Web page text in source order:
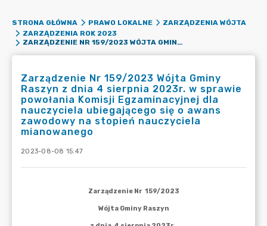
STRONA GŁÓWNA PRAWO LOKALNE
ZARZĄDZENIA WÓJTA
ZARZĄDZENIA ROK 2023
ZARZĄDZENIE NR 159/2023 WÓJTA GMINY RASZYN Z DNIA 4 SIERPNIA 2023R. W SPRAWIE POWOŁANIA KOMISJI EGZAMINACYJNEJ DLA NAUCZYCIELA UBIEGAJĄCEGO SIĘ O AWANS ZAWODOWY NA STOPIEŃ NAUCZYCIELA MIANOWANEGO
Zarządzenie Nr 159/2023 Wójta Gminy
Raszyn z dnia 4 sierpnia 2023r. w sprawie
powołania Komisji Egzaminacyjnej dla
nauczyciela ubiegającego się o awans
zawodowy na stopień nauczyciela
mianowanego
2023-08-08 15:47